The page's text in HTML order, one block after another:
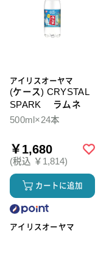
アイリスオーヤマ
(ケース) CRYSTAL
SPARK ラムネ
500ml×24本
￥1,680
(税込 ￥1,814)
カートに追加
アイリスオーヤマ